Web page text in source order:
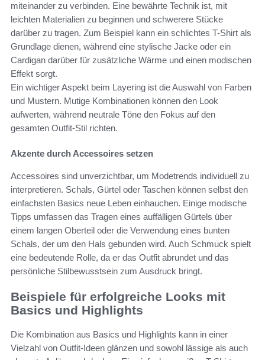
miteinander zu verbinden. Eine bewährte Technik ist, mit
leichten Materialien zu beginnen und schwerere Stücke
darüber zu tragen. Zum Beispiel kann ein schlichtes T-Shirt als
Grundlage dienen, während eine stylische Jacke oder ein
Cardigan darüber für zusätzliche Wärme und einen modischen
Effekt sorgt.
Ein wichtiger Aspekt beim Layering ist die Auswahl von Farben
und Mustern. Mutige Kombinationen können den Look
aufwerten, während neutrale Töne den Fokus auf den
gesamten Outfit-Stil richten.
Akzente durch Accessoires setzen
Accessoires sind unverzichtbar, um Modetrends individuell zu
interpretieren. Schals, Gürtel oder Taschen können selbst den
einfachsten Basics neue Leben einhauchen. Einige modische
Tipps umfassen das Tragen eines auffälligen Gürtels über
einem langen Oberteil oder die Verwendung eines bunten
Schals, der um den Hals gebunden wird. Auch Schmuck spielt
eine bedeutende Rolle, da er das Outfit abrundet und das
persönliche Stilbewusstsein zum Ausdruck bringt.
Beispiele für erfolgreiche Looks mit
Basics und Highlights
Die Kombination aus Basics und Highlights kann in einer
Vielzahl von Outfit-Ideen glänzen und sowohl lässige als auch